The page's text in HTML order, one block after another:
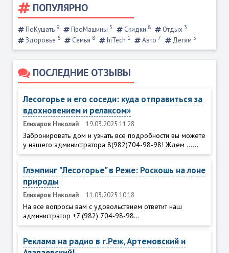
ПОПУЛЯРНО
ПоКушать 9 ПроМашины 5 Скидки 8 Отдых 3
Здоровье 6 Семья 8 hiTech 1 Авто 7 Детям 5
ПОСЛЕДНИЕ ОТЗЫВЫ
Лесогорье и его соседи: куда отправиться за
вдохновением и релаксом»
Елизаров Николай 19.03.2025 11:28
Забронировать дом и узнать все подробности вы можете
у нашего администратора 8(982)704-98-98! Ждем ......
Глэмпинг "Лесогорье" в Реже: Роскошь на лоне
природы
Елизаров Николай 11.03.2025 10:18
На все вопросы вам с удовольствием ответит наш
администратор +7 (982) 704-98-98...
Реклама на радио в г.Реж, Артемовский и